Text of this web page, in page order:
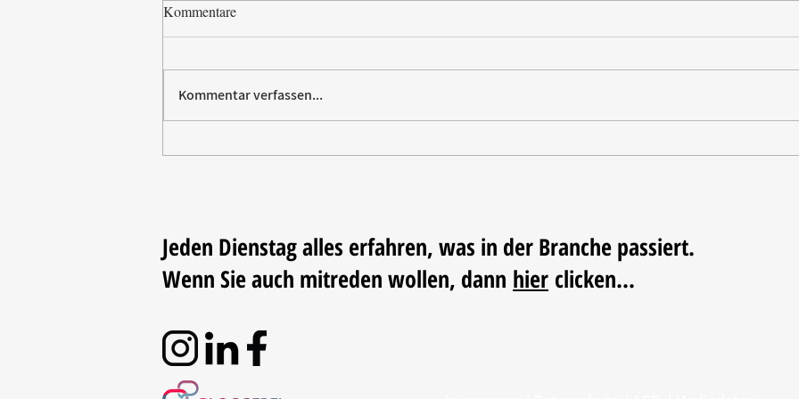
Kommentare
Kommentar verfassen...
Jeden Dienstag alles erfahren, was in der Branche passiert.
Wenn Sie auch mitreden wollen, dann hier clicken...